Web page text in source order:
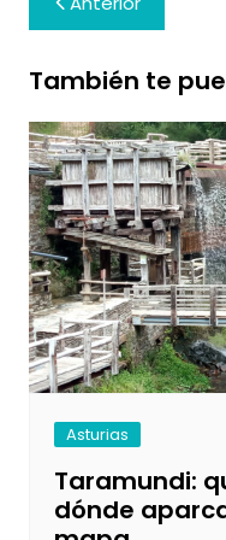
de
entradas
También te
Asturias
Taramundi:
dónde